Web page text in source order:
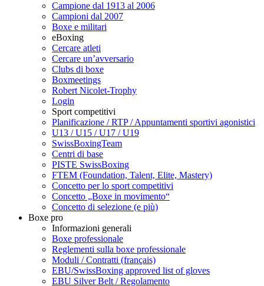
Campione dal 1913 al 2006
Campioni dal 2007
Boxe e militari
eBoxing
Cercare atleti
Cercare un’avversario
Clubs di boxe
Boxmeetings
Robert Nicolet-Trophy
Login
Sport competitivi
Planificazione / RTP / Appuntamenti sportivi agonistici
U13 / U15 / U17 / U19
SwissBoxingTeam
Centri di base
PISTE SwissBoxing
FTEM (Foundation, Talent, Elite, Mastery)
Concetto per lo sport competitivi
Concetto „Boxe in movimento“
Concetto di selezione (e più)
Boxe pro
Informazioni generali
Boxe professionale
Reglementi sulla boxe professionale
Moduli / Contratti (français)
EBU/SwissBoxing approved list of gloves
EBU Silver Belt / Regolamento